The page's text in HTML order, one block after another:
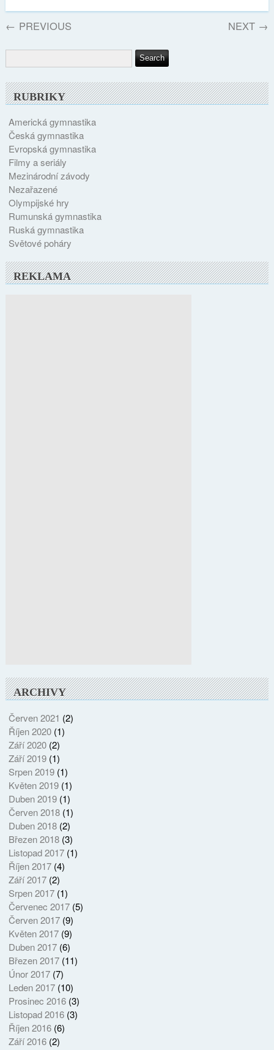
← PREVIOUS NEXT →
RUBRIKY
Americká gymnastika
Česká gymnastika
Evropská gymnastika
Filmy a seriály
Mezinárodní závody
Nezařazené
Olympijské hry
Rumunská gymnastika
Ruská gymnastika
Světové poháry
REKLAMA
ARCHIVY
Červen 2021 (2)
Říjen 2020(1)
Září 2020(2)
Září 2019(1)
Srpen 2019(1)
Květen 2019(1)
Duben 2019(1)
Červen 2018(1)
Duben 2018(2)
Březen 2018(3)
Listopad 2017(1)
Říjen 2017(4)
Září 2017(2)
Srpen 2017(1)
Červenec 2017(5)
Červen 2017(9)
Květen 2017(9)
Duben 2017(6)
Březen 2017(11)
Únor 2017(7)
Leden 2017(10)
Prosinec 2016(3)
Listopad 2016(3)
Říjen 2016(6)
Září 2016(2)